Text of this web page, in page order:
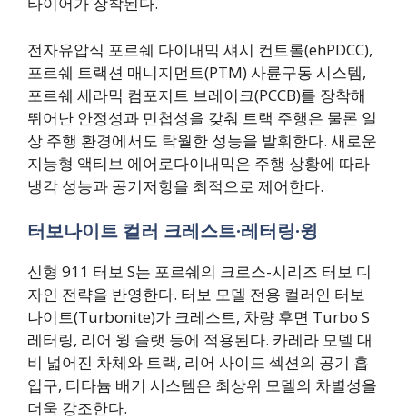
전자유압식 포르쉐 다이내믹 섀시 컨트롤(ehPDCC),
포르쉐 트랙션 매니지먼트(PTM) 사륜구동 시스템,
포르쉐 세라믹 컴포지트 브레이크(PCCB)를 장착해
뛰어난 안정성과 민첩성을 갖춰 트랙 주행은 물론 일
상 주행 환경에서도 탁월한 성능을 발휘한다. 새로운
지능형 액티브 에어로다이내믹은 주행 상황에 따라
냉각 성능과 공기저항을 최적으로 제어한다.
터보나이트 컬러 크레스트·레터링·윙
신형 911 터보 S는 포르쉐의 크로스-시리즈 터보 디
자인 전략을 반영한다. 터보 모델 전용 컬러인 터보
나이트(Turbonite)가 크레스트, 차량 후면 Turbo S
레터링, 리어 윙 슬랫 등에 적용된다. 카레라 모델 대
비 넓어진 차체와 트랙, 리어 사이드 섹션의 공기 흡
입구, 티타늄 배기 시스템은 최상위 모델의 차별성을
더욱 강조한다.